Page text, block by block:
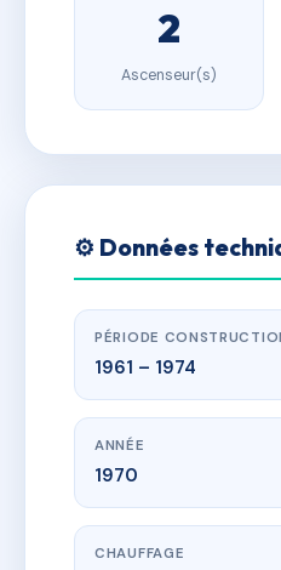
2
Ascenseur(s)
⚙️ Données
PÉRIODE
1961 – 1974
ANNÉE
1970
CHAUFFAGE